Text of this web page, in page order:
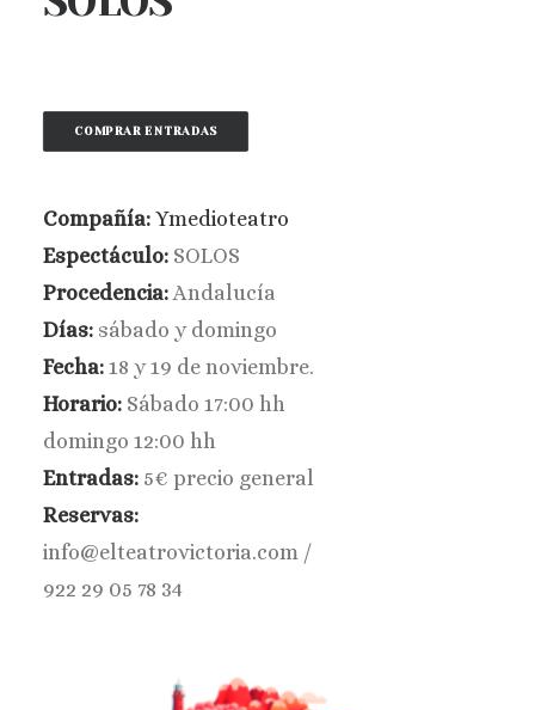
COMPRAR ENTRADAS
Compañía: Ymedioteatro
Espectáculo: SOLOS
Procedencia:Andalucía
Días: sábado y domingo
Fecha: 18 y 19 de noviembre.
Horario: Sábado 17:00 hh
domingo 12:00 hh
Entradas: 5€ precio general
Reservas:
info@elteatrovictoria.com /
922 29 05 78 34